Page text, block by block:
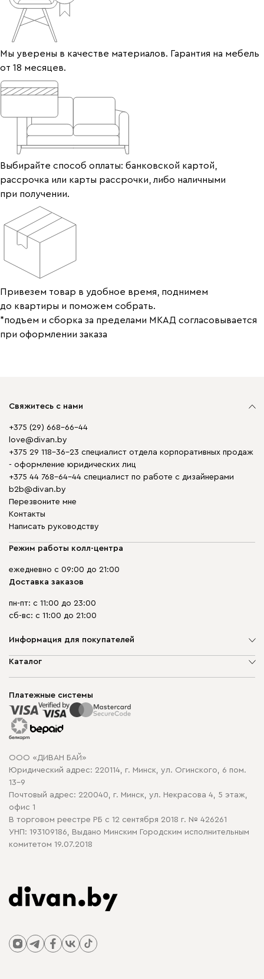
Мы уверены в качестве материалов. Гарантия на мебель
от 18 месяцев.
Выбирайте способ оплаты: банковской картой,
рассрочка или карты рассрочки, либо наличными
при получении.
Привезем товар в удобное время, поднимем
до квартиры и поможем собрать.
*подъем и сборка за пределами МКАД согласовывается
при оформлении заказа
Свяжитесь с нами
+375 (29) 668-66-44
love@divan.by
+375 29 118-36-23 специалист отдела корпоративных продаж
- оформление юридических лиц
+375 44 768-64-44 специалист по работе с дизайнерами
b2b@divan.by
Перезвоните мне
Контакты
Написать руководству
Режим работы колл-центра
ежедневно с 09:00 до 21:00
Доставка заказов
пн-пт: с 11:00 до 23:00
сб-вс: с 11:00 до 21:00
Информация для покупателей
О компании
Способы оплаты
Рассрочка и кредит
Гарантия
Карта сайта
Политика конфиденциальности
Политика в отношении обработки cookie
Каталог
Корпусная мебель
Распродажа мебели
Платежные системы
ООО «ДИВАН БАЙ»
Юридический адрес: 220114, г. Минск, ул. Огинского, 6 пом.
13-9
Почтовый адрес: 220040, г. Минск, ул. Некрасова 4, 5 этаж,
офис 1
В торговом реестре РБ с 12 сентября 2018 г. № 426261
УНП: 193109186, Выдано Минским Городским исполнительным
комитетом 19.07.2018